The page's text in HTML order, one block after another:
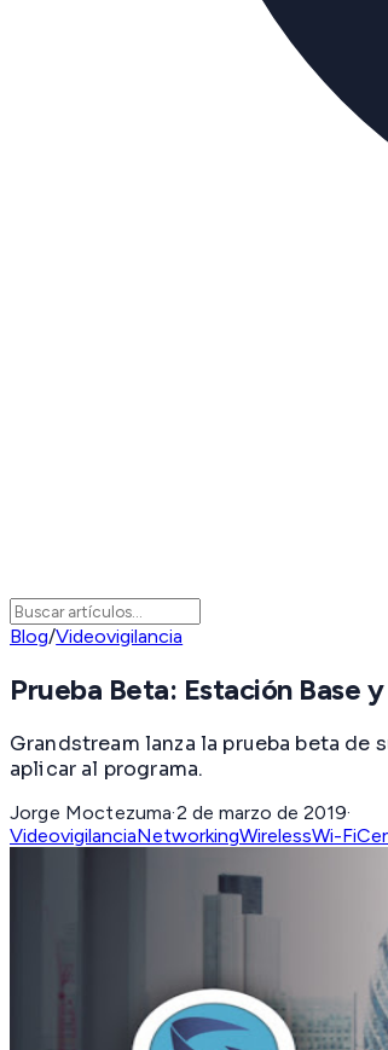
Blog/Videovigilancia
Prueba Beta: Estación Base
Grandstream lanza la prueba beta
aplicar al programa.
Jorge Moctezuma·2 de marzo de 2019·
VideovigilanciaNetworkingWirelessWi-Fi